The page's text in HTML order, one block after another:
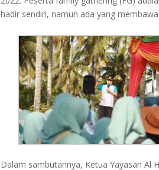
hadir sendiri, namun ada yang
Dalam sambutannya, Ketua Yayasan Al